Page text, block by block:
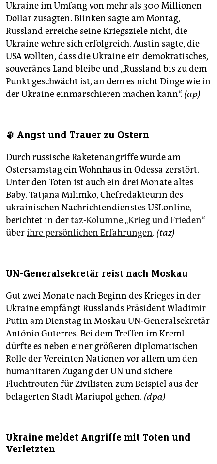
Ukraine im Umfang von mehr als 300 Millionen
Dollar zusagten. Blinken sagte am Montag,
Russland erreiche seine Kriegsziele nicht, die
Ukraine wehre sich erfolgreich. Austin sagte, die
USA wollten, dass die Ukraine ein demokratisches,
souveränes Land bleibe und „Russland bis zu dem
Punkt geschwächt ist, an dem es nicht Dinge wie in
der Ukraine einmarschieren machen kann“. (ap)
🐾 Angst und Trauer zu Ostern
Durch russische Raketenangriffe wurde am
Ostersamstag ein Wohnhaus in Odessa zerstört.
Unter den Toten ist auch ein drei Monate altes
Baby. Tatjana Milimko, Chefredakteurin des
ukrainischen Nachrichtendienstes USI.online,
berichtet in dertaz-Kolumne „Krieg und Frieden“
überihre persönlichen Erfahrungen. (taz)
UN-Generalsekretär reist nach Moskau
Gut zwei Monate nach Beginn des Krieges in der
Ukraine empfängt Russlands Präsident Wladimir
Putin am Dienstag in Moskau UN-Generalsekretär
António Guterres. Bei dem Treffen im Kreml
dürfte es neben einer größeren diplomatischen
Rolle der Vereinten Nationen vor allem um den
humanitären Zugang der UN und sichere
Fluchtrouten für Zivilisten zum Beispiel aus der
belagerten Stadt Mariupol gehen. (dpa)
Ukraine meldet Angriffe mit Toten und
Verletzten